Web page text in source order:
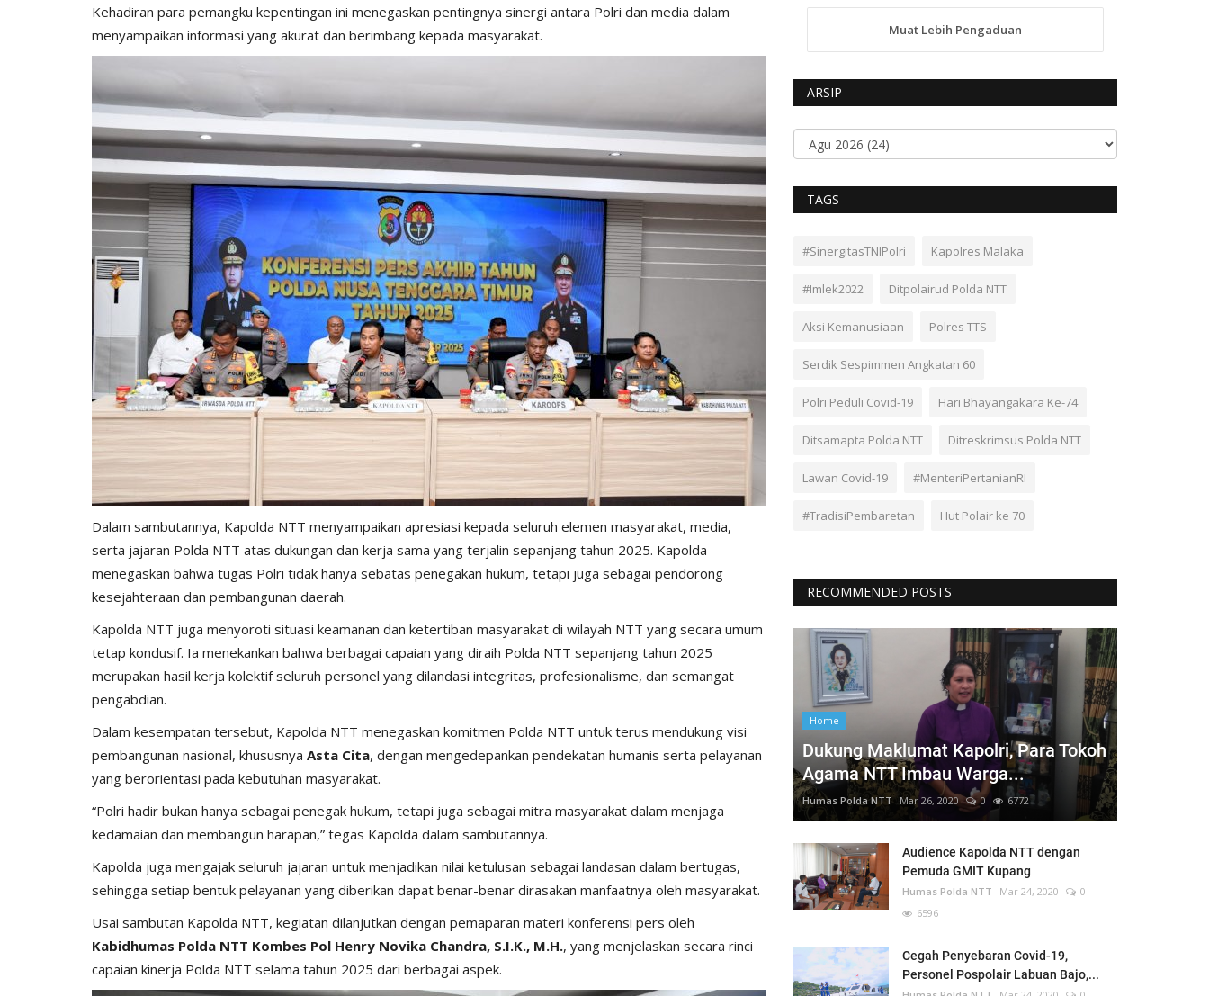
Kehadiran para pemangku kepentingan ini menegaskan pentingnya sinergi antara Polri dan media dalam
menyampaikan informasi yang akurat dan berimbang kepada masyarakat.
Dalam sambutannya, Kapolda NTT menyampaikan apresiasi kepada seluruh elemen masyarakat, media,
serta jajaran Polda NTT atas dukungan dan kerja sama yang terjalin sepanjang tahun 2025. Kapolda
menegaskan bahwa tugas Polri tidak hanya sebatas penegakan hukum, tetapi juga sebagai pendorong
kesejahteraan dan pembangunan daerah.
Kapolda NTT juga menyoroti situasi keamanan dan ketertiban masyarakat di wilayah NTT yang secara umum
tetap kondusif. Ia menekankan bahwa berbagai capaian yang diraih Polda NTT sepanjang tahun 2025
merupakan hasil kerja kolektif seluruh personel yang dilandasi integritas, profesionalisme, dan semangat
pengabdian.
Dalam kesempatan tersebut, Kapolda NTT menegaskan komitmen Polda NTT untuk terus mendukung visi
pembangunan nasional, khususnya Asta Cita, dengan mengedepankan pendekatan humanis serta pelayanan
yang berorientasi pada kebutuhan masyarakat.
“Polri hadir bukan hanya sebagai penegak hukum, tetapi juga sebagai mitra masyarakat dalam menjaga
kedamaian dan membangun harapan,” tegas Kapolda dalam sambutannya.
Kapolda juga mengajak seluruh jajaran untuk menjadikan nilai ketulusan sebagai landasan dalam bertugas,
sehingga setiap bentuk pelayanan yang diberikan dapat benar-benar dirasakan manfaatnya oleh masyarakat.
Usai sambutan Kapolda NTT, kegiatan dilanjutkan dengan pemaparan materi konferensi pers oleh
Kabidhumas Polda NTT Kombes Pol Henry Novika Chandra, S.I.K., M.H., yang menjelaskan secara rinci
capaian kinerja Polda NTT selama tahun 2025 dari berbagai aspek.
Muat Lebih Pengaduan
ARSIP
TAGS
#SinergitasTNIPolri Kapolres Malaka
#Imlek2022 Ditpolairud Polda NTT
Aksi Kemanusiaan Polres TTS
Serdik Sespimmen Angkatan 60
Polri Peduli Covid-19 Hari Bhayangakara Ke-74
Ditsamapta Polda NTT Ditreskrimsus Polda NTT
Lawan Covid-19 #MenteriPertanianRI
#TradisiPembaretan Hut Polair ke 70
RECOMMENDED POSTS
Home
Dukung Maklumat Kapolri, Para Tokoh
Agama NTT Imbau Warga...
Humas Polda NTT Mar 26, 2020 0 6772
Audience Kapolda NTT dengan
Pemuda GMIT Kupang
Humas Polda NTT Mar 24, 2020
0
6596
Cegah Penyebaran Covid-19,
Personel Pospolair Labuan Bajo,...